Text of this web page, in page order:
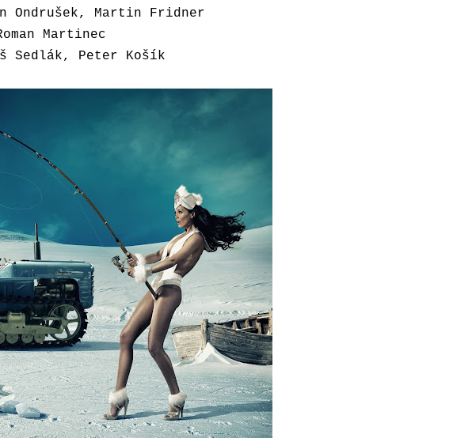
Ondrušek, Martin Fridner
Martinec
Sedlák, Peter Košík